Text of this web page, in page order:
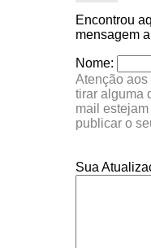
Encontrou
mensagem
Nome:
Atenção aos
tirar alguma
mail
publicar o
Sua